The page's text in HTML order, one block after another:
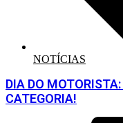
NOTÍCIAS
DIA DO
CATEGORIA!